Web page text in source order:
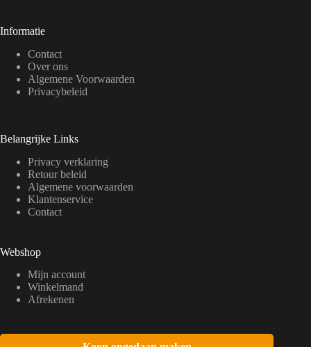
Informatie
Contact
Over ons
Algemene Voorwaarden
Privacybeleid
Belangrijke Links
Privacy verklaring
Retour beleid
Algemene voorwaarden
Klantenservice
Contact
Webshop
Mijn account
Winkelmand
Afrekenen